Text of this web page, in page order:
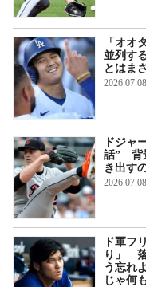
「オオ
並列す
とはま
2026.07.08
ドジャ
話” 背
き出す
2026.07.08
ド軍フ
り」 落
う忘れ
じゃ何